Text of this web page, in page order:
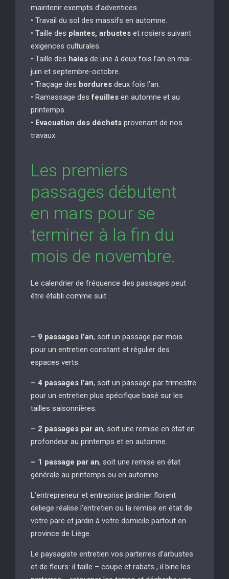
maintenir exempts d’adventices.
• Travail du sol des massifs en automne.
• Taille des plantes, arbustes et rosiers suivant
exigences culturales.
• Taille des haies de une à deux fois l’an en mai-
juin et septembre-octobre.
• Traçage des bordures deux fois l’an.
• Ramassage desfeuilles en automne et au
printemps.
• Evacuation des déchets provenant de nos
travaux.
Les premiers
passages débutent
en mars pour se
terminer à la fin du
mois de novembre.
Le calendrier de fréquence des passages peut
être établi comme suit :
– 9 passages l’an, soit un passage par mois
pour un entretien constant et régulier des
espaces verts.
– 4 passages l’an, soit un passage par trimestre
pour un entretien plus spécifique basé sur les
tailles saisonnières.
– 2 passages par an, soit une remise en état en
profondeur au printemps et en automne.
– 1 passage par an, soit une remise en état
générale au printemps ou en automne.
L’entrepreneur et entreprise jardinier florent
deliege réalise l’entretien ou la remise en état de
votre parc et jardin à votre domicile partout en
province de Liège.
Le paysagiste entretien vos parterres d’arbustes
et de fleurs: il taille – coupe et rabats , il bine les